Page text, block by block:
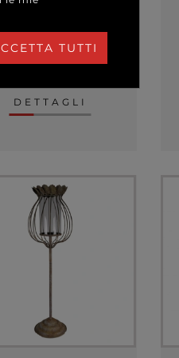
21,80 €
DETTAGLI
TUTTI